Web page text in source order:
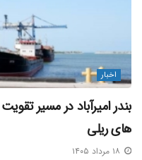
اخبار
بندر امیرآباد در مسیر
های ریلی